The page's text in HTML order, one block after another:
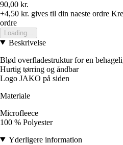
90,00 kr.
+4,50 kr. gives til din naeste ordre
ordre
Loading...
Beskrivelse
Blød overfladestruktur for en
Hurtig tørring og åndbar
Logo JAKO på siden
Materiale
Microfleece
100 % Polyester
Yderligere information